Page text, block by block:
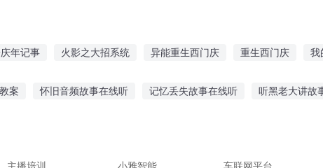
年记事 火影之大招系统 异能重生西门庆 重生西门庆 我
案 怀旧音频故事在线听 记忆丢失故事在线听 听黑老大讲故
主播培训 小雅智能 车联网平台